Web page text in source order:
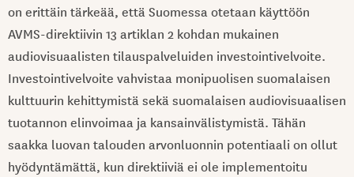
on erittäin tärkeää, että Suomessa otetaan käyttöön
AVMS-direktiivin 13 artiklan 2 kohdan mukainen
audiovisuaalisten tilauspalveluiden investointivelvoite.
Investointivelvoite vahvistaa monipuolisen suomalaisen
kulttuurin kehittymistä sekä suomalaisen audiovisuaalisen
tuotannon elinvoimaa ja kansainvälistymistä. Tähän
saakka luovan talouden arvonluonnin potentiaali on ollut
hyödyntämättä, kun direktiiviä ei ole implementoitu